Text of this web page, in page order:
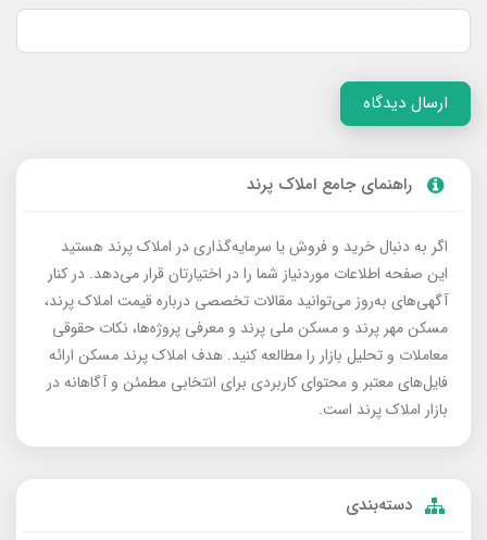
ارسال دیدگاه
راهنمای جامع املاک پرند
اگر به دنبال خرید و فروش یا سرمایه‌گذاری در املاک پرند هستید
این صفحه اطلاعات موردنیاز شما را در اختیارتان قرار می‌دهد. در کنار
آگهی‌های به‌روز می‌توانید مقالات تخصصی درباره قیمت املاک پرند،
مسکن مهر پرند و مسکن ملی پرند و معرفی پروژه‌ها، نکات حقوقی
معاملات و تحلیل بازار را مطالعه کنید. هدف املاک پرند مسکن ارائه
فایل‌های معتبر و محتوای کاربردی برای انتخابی مطمئن و آگاهانه در
بازار املاک پرند است.
دسته‌بندی